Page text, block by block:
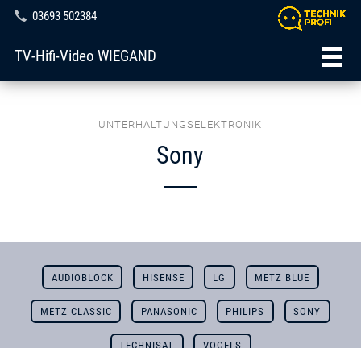
03693 502384
TV-Hifi-Video WIEGAND
UNTERHALTUNGSELEKTRONIK
Sony
AUDIOBLOCK HISENSE LG METZ BLUE
METZ CLASSIC PANASONIC PHILIPS SONY
TECHNISAT VOGELS